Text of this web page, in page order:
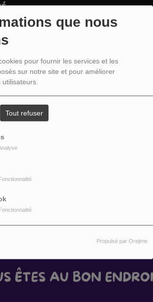
que nous
pour fournir les services et les
sur notre site et pour améliorer
Tout refuser
Propulsé par Orejime